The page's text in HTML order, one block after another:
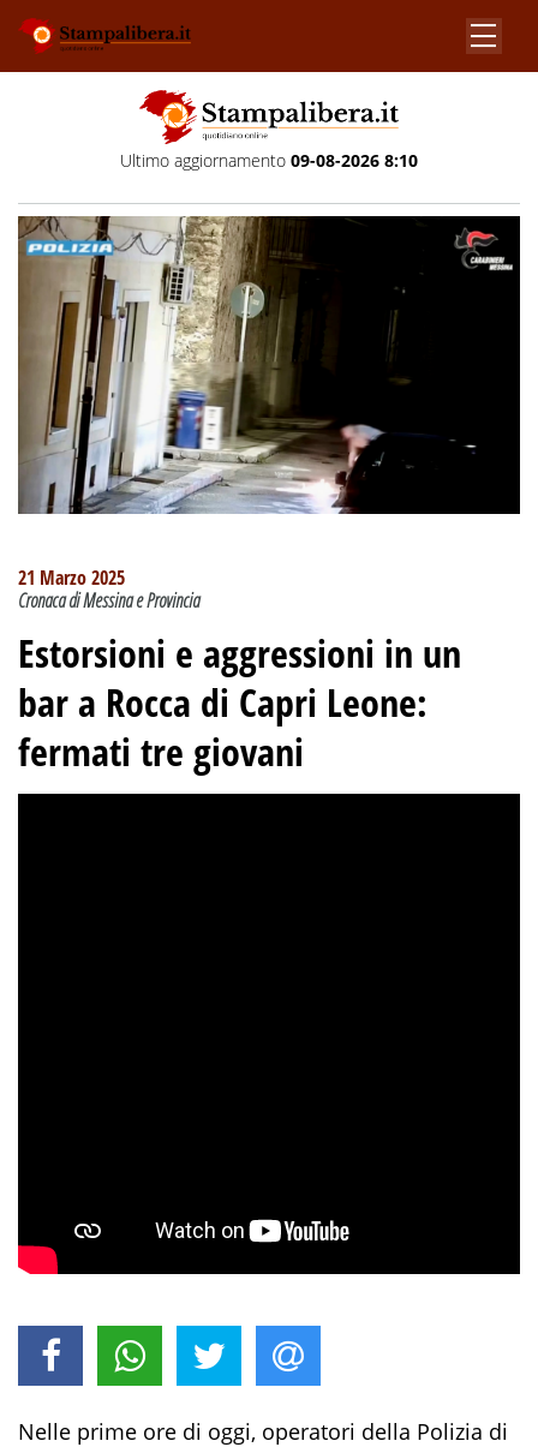
Ultimo aggiornamento 09-08-2026 8:10
21 Marzo 2025
Cronaca di Messina e Provincia
Estorsioni e aggressioni in un
bar a Rocca di Capri Leone:
fermati tre giovani
Nelle prime ore di oggi, operatori della Polizia di